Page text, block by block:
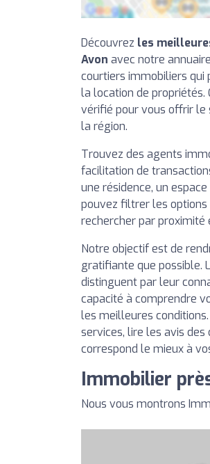
Découvrez les
Avon avec notre
courtiers immobiliers qui
la location de propriétés.
vérifié pour vous offrir le
la région.
Trouvez des agents
facilitation de
une résidence, un
pouvez filtrer les
rechercher par
Notre objectif est de
gratifiante que possible.
distinguent par leur
capacité à comprendre
les meilleures
services, lire les avis
correspond le mieux à
Immobilier
Nous vous montrons